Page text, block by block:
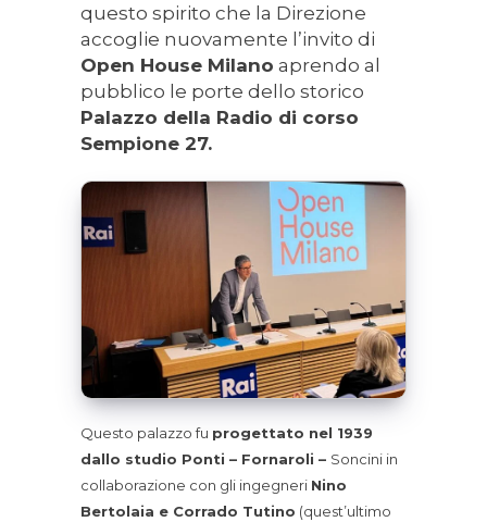
questo spirito che la Direzione
accoglie nuovamente l’invito di
Open House Milano aprendo al
pubblico le porte dello storico
Palazzo della Radio di corso
Sempione 27.
Questo palazzo fu progettato nel 1939
dallo studio Ponti – Fornaroli – Soncini in
collaborazione con gli ingegneri Nino
Bertolaia e Corrado Tutino (quest’ultimo